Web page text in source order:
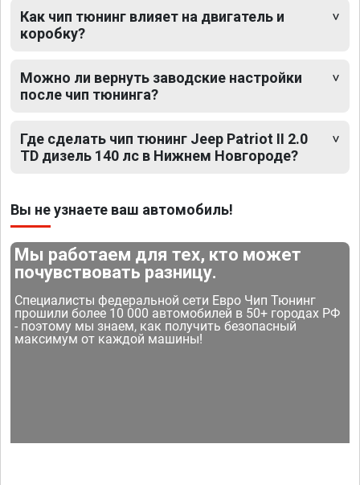
Как чип тюнинг влияет на двигатель и
коробку?
Можно ли вернуть заводские настройки
после чип тюнинга?
Где сделать чип тюнинг Jeep Patriot II 2.0
TD дизель 140 лс в Нижнем Новгороде?
Вы не узнаете ваш автомобиль!
Мы работаем для тех, кто может
почувствовать разницу.
Специалисты федеральной сети Евро Чип Тюнинг
прошили более 10 000 автомобилей в 50+ городах РФ
- поэтому мы знаем, как получить безопасный
максимум от каждой машины!